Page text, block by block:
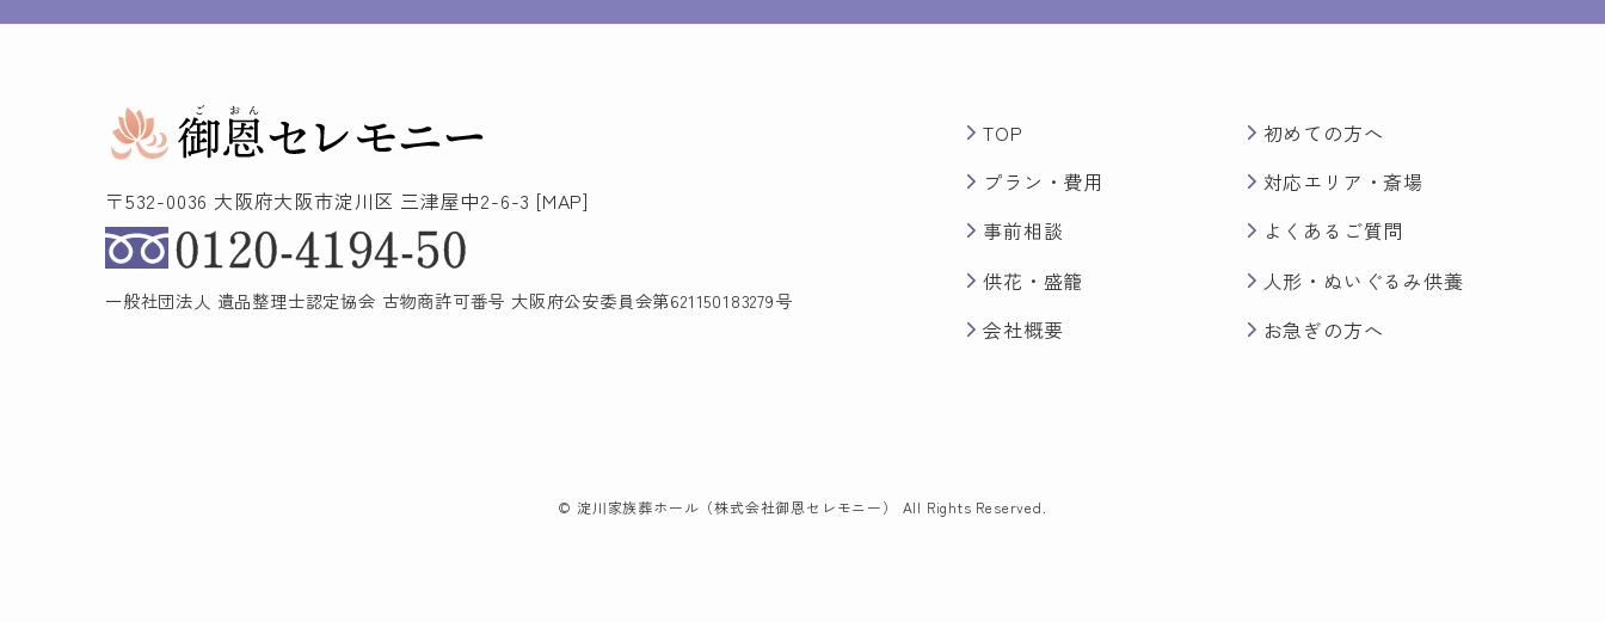
〒532-0036 大阪府大阪市淀川区 三津屋中2-6-3 [MAP]
0120-4194-50
一般社団法人 遺品整理士認定協会 古物商許可番号 大阪府公安委員会第621150183279号
TOP
初めての方へ
プラン・費用
対応エリア・斎場
事前相談
よくあるご質問
供花・盛籠
人形・ぬいぐるみ供養
会社概要
お急ぎの方へ
© 淀川家族葬ホール（株式会社御恩セレモニー） All Rights Reserved.